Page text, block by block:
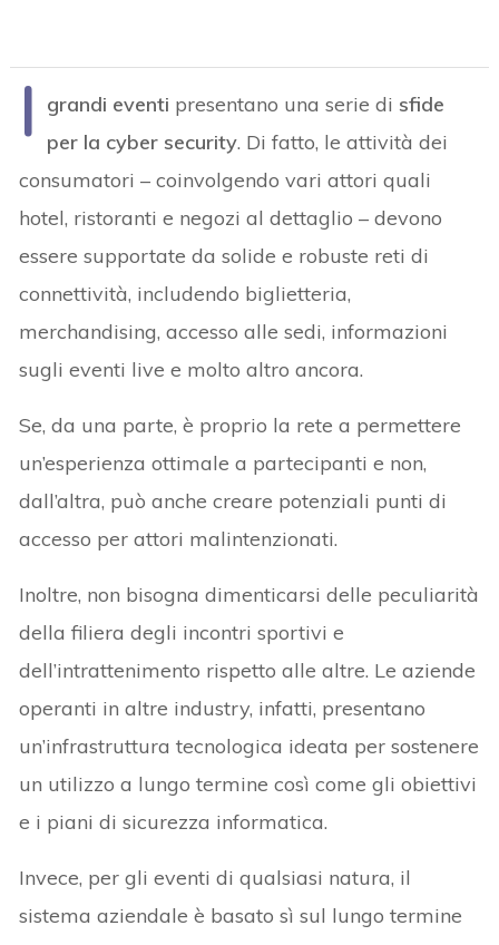
I grandi eventi presentano una serie di sfide
per la cyber security. Di fatto, le attività dei
consumatori – coinvolgendo vari attori quali
hotel, ristoranti e negozi al dettaglio – devono
essere supportate da solide e robuste reti di
connettività, includendo biglietteria,
merchandising, accesso alle sedi, informazioni
sugli eventi live e molto altro ancora.
Se, da una parte, è proprio la rete a permettere
un’esperienza ottimale a partecipanti e non,
dall’altra, può anche creare potenziali punti di
accesso per attori malintenzionati.
Inoltre, non bisogna dimenticarsi delle peculiarità
della filiera degli incontri sportivi e
dell’intrattenimento rispetto alle altre. Le aziende
operanti in altre industry, infatti, presentano
un’infrastruttura tecnologica ideata per sostenere
un utilizzo a lungo termine così come gli obiettivi
e i piani di sicurezza informatica.
Invece, per gli eventi di qualsiasi natura, il
sistema aziendale è basato sì sul lungo termine